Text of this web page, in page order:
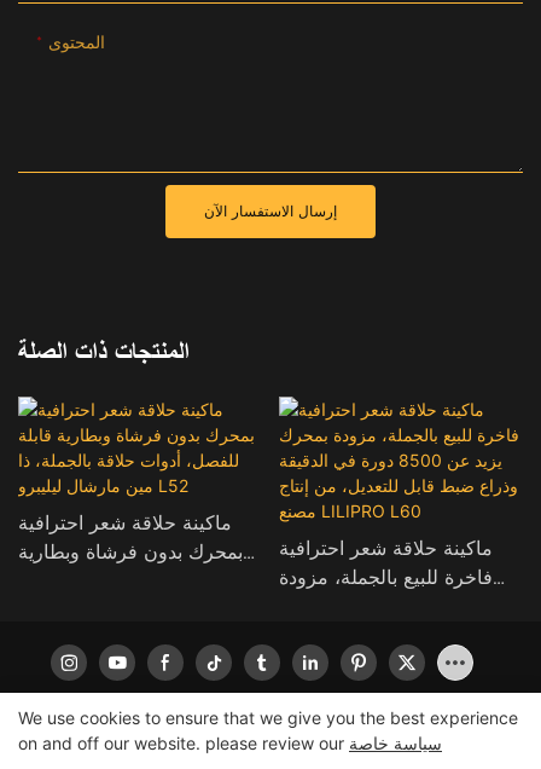
المحتوى
إرسال الاستفسار الآن
المنتجات ذات الصلة
ماكينة حلاقة شعر احترافية
بمحرك بدون فرشاة وبطارية
ليليبرو L52
ماكينة حلاقة شعر احترافية
فاخرة للبيع بالجملة، مزودة
للتعديل، من إنتاج مصنع
LILIPRO L60
جميع الحقوق محفوظة © 2026 لشركة ليليبرو |خريطة الموقع |سياسة
We use cookies to ensure that we give you the best experience
on and off our website. please review our سياسة خاصة